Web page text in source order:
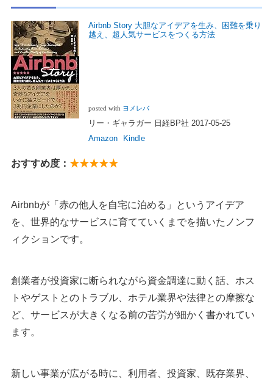
Airbnb Story 大胆なアイデアを生み、困難を乗り
越え、超人気サービスをつくる方法
posted with ヨメレバ
リー・ギャラガー 日経BP社 2017-05-25
Amazon
Kindle
おすすめ度： ★★★★★
Airbnbが「赤の他人を自宅に泊める」というアイデア
を、世界的なサービスに育てていくまでを描いたノンフ
ィクションです。
創業者が投資家に断られながら資金調達に動く話、ホス
トやゲストとのトラブル、ホテル業界や法律との摩擦な
ど、サービスが大きくなる前の苦労が細かく書かれてい
ます。
新しい事業が広がる時に、利用者、投資家、既存業界、